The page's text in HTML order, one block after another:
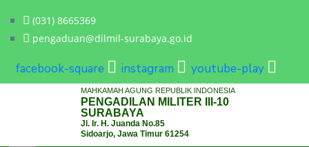
(031) 8665369
pengaduan@dilmil-surabaya.go.id
facebook-square instagram youtube-play
MAHKAMAH AGUNG REPUBLIK INDONESIA
PENGADILAN MILITER III-10
SURABAYA
Jl. Ir. H. Juanda No.85
Sidoarjo, Jawa Timur 61254